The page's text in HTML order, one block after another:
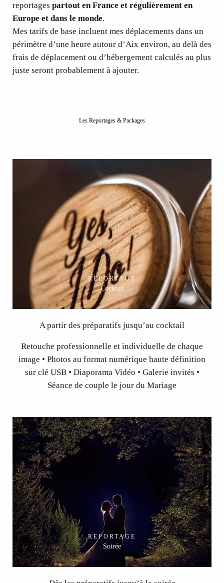
reportages partout en France et régulièrement en
Europe et dans le monde.
Mes tarifs de base incluent mes déplacements dans un
périmètre d’une heure autour d’Aix environ, au delà des
frais de déplacement ou d’hébergement calculés au plus
juste seront probablement à ajouter.
Les Reportages & Packages
REPORTAGE
Cocktail
A partir des préparatifs jusqu’au cocktail
Retouche professionnelle et individuelle de chaque
image • Photos au format numérique haute définition
sur clé USB • Diaporama Vidéo • Galerie invités •
Séance de couple le jour du Mariage
REPORTAGE
Soirée